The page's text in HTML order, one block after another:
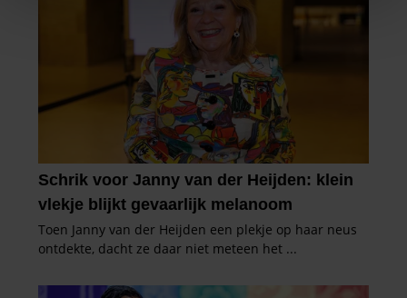
We gebruiken cookies om content en advertenties te
personaliseren, om functies voor social media te bieden
en om ons websiteverkeer te analyseren. Ook delen we
informatie over uw gebruik van onze site met onze
partners voor social media, adverteren en analyse. Deze
partners kunnen deze gegevens combineren met andere
informatie die u aan ze heeft verstrekt of die ze hebben
verzameld op basis van uw gebruik van hun services. U
gaat akkoord met onze cookies als u onze website blijft
gebruiken.